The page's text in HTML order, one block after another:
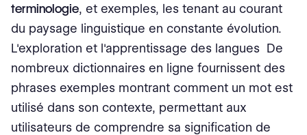
terminologie, et exemples, les tenant au courant
du paysage linguistique en constante évolution.
L'exploration et l'apprentissage des langues De
nombreux dictionnaires en ligne fournissent des
phrases exemples montrant comment un mot est
utilisé dans son contexte, permettant aux
utilisateurs de comprendre sa signification de